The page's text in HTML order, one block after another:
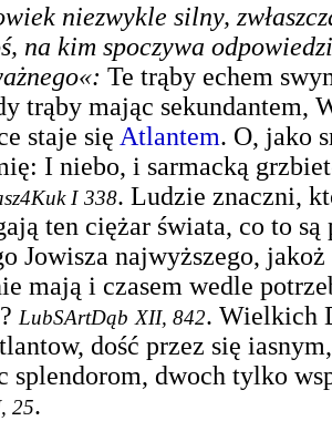
niezwykle silny,
na kim spoczywa
: Te trąby echem
trąby mając sekundantem,
staje się Atlantem. O, jako
I niebo, i sarmacką
I 338. Ludzie znaczni,
ten ciężar świata, co to
Jowisza najwyższego, jakoż
mają i czasem wedle
LubSArtDąb XII, 842. Wielkich
dość przez się
splendorom, dwoch tylko
25.